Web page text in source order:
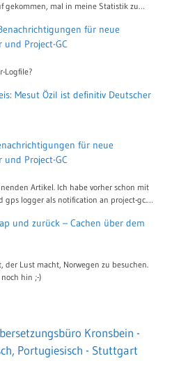
gekommen, mal in meine Statistik zu…
für neue
und Project-GC
Logfile?
Mesut Özil ist definitiv Deutscher
für neue
und Project-GC
Artikel. Ich habe vorher schon mit
gps logger als notification an project-gc.…
und zurück – Cachen über dem
der Lust macht, Norwegen zu besuchen.
hin ;-)
Kronsbein -
Portugiesisch - Stuttgart